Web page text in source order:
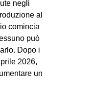
negli
al
comincia
può
Dopo i
2026,
un